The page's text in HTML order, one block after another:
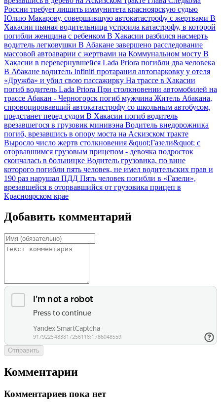
России требует лишить иммунитета красноярскую судью
Юлию Макарову, совершившую автокатастрофу с жертвами В
Хакасии пьяная водительница устроила катастрофу, в которой
погибли женщина с ребенком В Хакасии разбился насмерть
водитель легковушки В Абакане завершено расследование
массовой автоаварии с жертвами на Коммунальном мосту В
Хакасии в перевернувшейся Lada Priora погибли два человека
В Абакане водитель Infiniti протаранил автопарковку у отеля
«Дружба» и убил свою пассажирку На трассе в Хакасии
погиб водитель Lada Priora При столкновении автомобилей на
трассе Абакан - Черногорск погиб мужчина Житель Абакана,
спровоцировавший автокатастрофу со школьным автобусом,
предстанет перед судом В Хакасии погиб водитель
врезавшегося в грузовик минивэна Водитель внедорожника
погиб, врезавшись в опору моста на Аскизском тракте
Выросло число жертв столкновения &quot;Газели&quot; с
оторвавшимся грузовым прицепом - девочка подросток
скончалась в больницке Водитель грузовика, по вине
которого погибли пять человек, не имел водительских прав и
190 раз нарушал ПДД Пять человек погибли в «Газели»,
врезавшейся в оторвавшийся от грузовика прицеп в
Красноярском крае
Добавить комментарий
Отправить
Комментарии
Комментариев пока нет